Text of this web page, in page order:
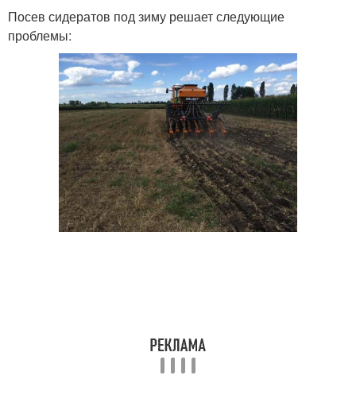
Посев сидератов под зиму решает следующие
проблемы: